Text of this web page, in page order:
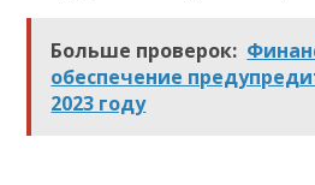
Больше проверок:
обеспечение
2023 году